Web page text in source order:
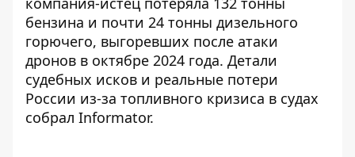
бензина и почти 24 тонны дизельного
горючего, выгоревших после атаки
дронов в октябре 2024 года. Детали
судебных исков и реальные потери
России из-за топливного кризиса в судах
собрал Informator.